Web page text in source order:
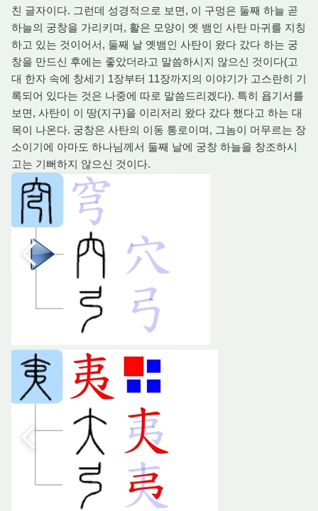
친 글자이다. 그런데 성경적으로 보면, 이 구멍은 둘째 하늘 곧
하늘의 궁창을 가리키며, 활은 모양이 옛 뱀인 사탄 마귀를 지칭
하고 있는 것이어서, 둘째 날 옛뱀인 사탄이 왔다 갔다 하는 궁
창을 만드신 후에는 좋았더라고 말씀하시지 않으신 것이다(고
대 한자 속에 창세기 1장부터 11장까지의 이야기가 고스란히 기
록되어 있다는 것은 나중에 따로 말씀드리겠다). 특히 욥기서를
보면, 사탄이 이 땅(지구)을 이리저리 왔다 갔다 했다고 하는 대
목이 나온다. 궁창은 사탄의 이동 통로이며, 그놈이 머무르는 장
소이기에 아마도 하나님께서 둘째 날에 궁창 하늘을 창조하시
고는 기뻐하지 않으신 것이다.